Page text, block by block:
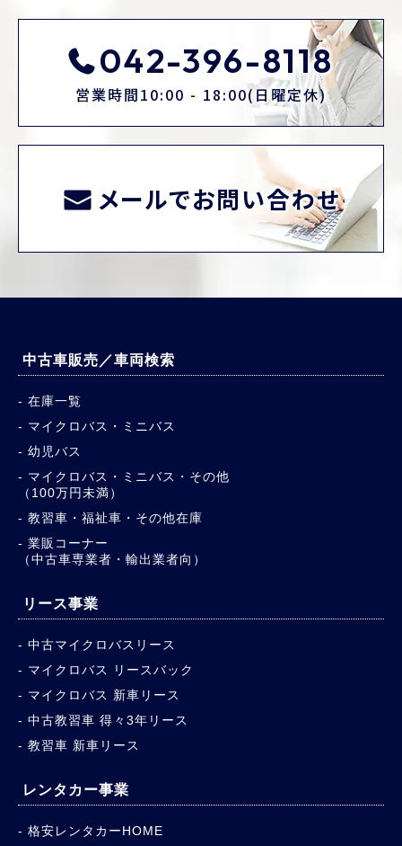
042-396-8118
営業時間10:00 - 18:00(日曜定休)
メールでお問い合わせ
中古車販売／車両検索
在庫一覧
マイクロバス・ミニバス
幼児バス
マイクロバス・ミニバス・その他
（100万円未満）
教習車・福祉車・その他在庫
業販コーナー
（中古車専業者・輸出業者向）
リース事業
中古マイクロバスリース
マイクロバス リースバック
マイクロバス 新車リース
中古教習車 得々3年リース
教習車 新車リース
レンタカー事業
格安レンタカーHOME